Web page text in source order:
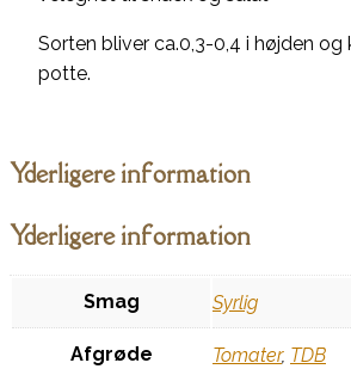
Sorten bliver ca.0,3-0,4 i højden og
potte.
Yderligere information
Yderligere information
Smag Syrlig
Afgrøde Tomater, TDB